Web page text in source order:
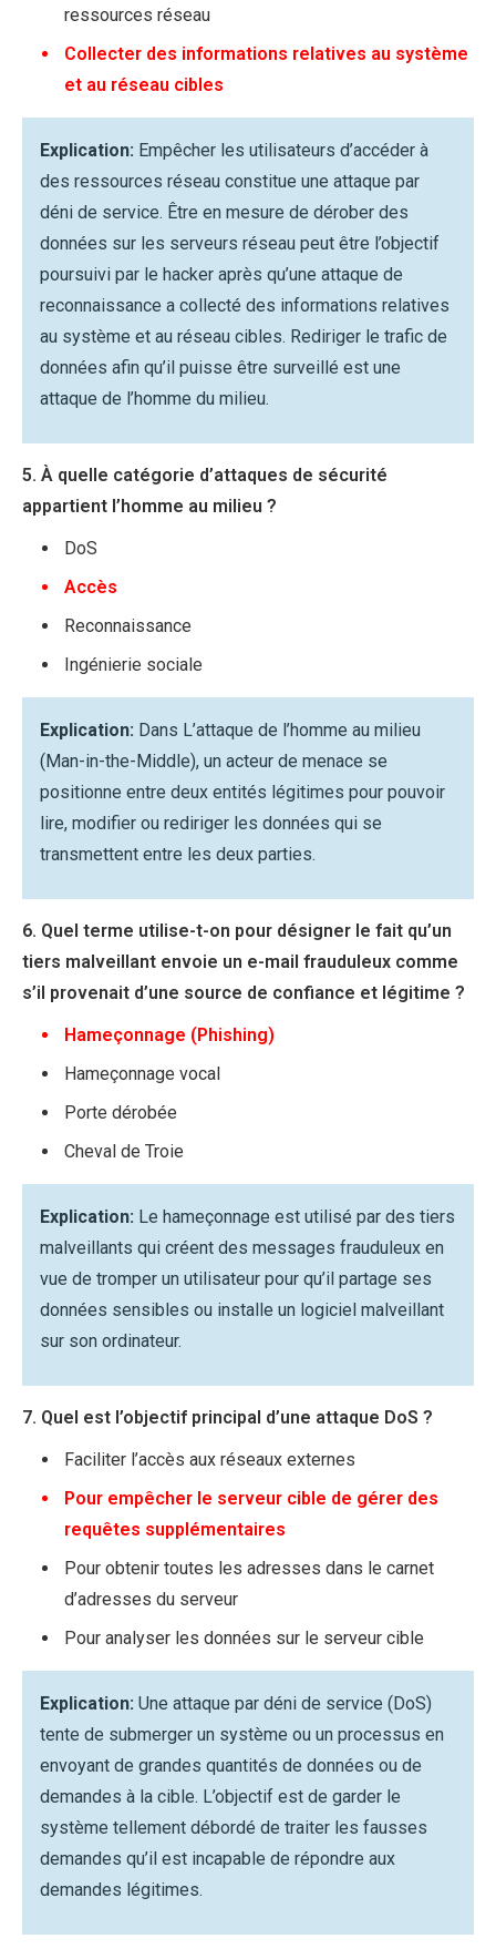
ressources réseau
Collecter des informations relatives au système
et au réseau cibles
Explication: Empêcher les utilisateurs d’accéder à
des ressources réseau constitue une attaque par
déni de service. Être en mesure de dérober des
données sur les serveurs réseau peut être l’objectif
poursuivi par le hacker après qu’une attaque de
reconnaissance a collecté des informations relatives
au système et au réseau cibles. Rediriger le trafic de
données afin qu’il puisse être surveillé est une
attaque de l’homme du milieu.
5. À quelle catégorie d’attaques de sécurité
appartient l’homme au milieu ?
DoS
Accès
Reconnaissance
Ingénierie sociale
Explication: Dans L’attaque de l’homme au milieu
(Man-in-the-Middle), un acteur de menace se
positionne entre deux entités légitimes pour pouvoir
lire, modifier ou rediriger les données qui se
transmettent entre les deux parties.
6. Quel terme utilise-t-on pour désigner le fait qu’un
tiers malveillant envoie un e-mail frauduleux comme
s’il provenait d’une source de confiance et légitime ?
Hameçonnage (Phishing)
Hameçonnage vocal
Porte dérobée
Cheval de Troie
Explication: Le hameçonnage est utilisé par des tiers
malveillants qui créent des messages frauduleux en
vue de tromper un utilisateur pour qu’il partage ses
données sensibles ou installe un logiciel malveillant
sur son ordinateur.
7. Quel est l’objectif principal d’une attaque DoS ?
Faciliter l’accès aux réseaux externes
Pour empêcher le serveur cible de gérer des
requêtes supplémentaires
Pour obtenir toutes les adresses dans le carnet
d’adresses du serveur
Pour analyser les données sur le serveur cible
Explication: Une attaque par déni de service (DoS)
tente de submerger un système ou un processus en
envoyant de grandes quantités de données ou de
demandes à la cible. L’objectif est de garder le
système tellement débordé de traiter les fausses
demandes qu’il est incapable de répondre aux
demandes légitimes.